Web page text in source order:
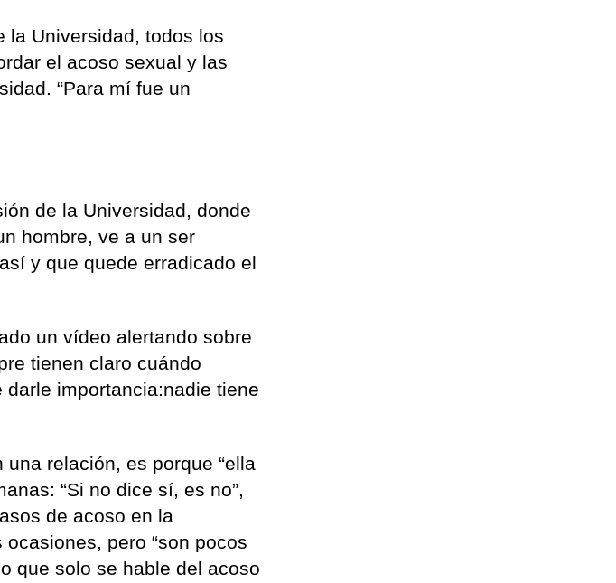
la Universidad, todos los
el acoso sexual y las
“Para mí fue un
de la Universidad, donde
hombre, ve a un ser
y que quede erradicado el
un vídeo alertando sobre
tienen claro cuándo
importancia:nadie tiene
relación, es porque “ella
“Si no dice sí, es no”,
de acoso en la
pero “son pocos
que solo se hable del acoso